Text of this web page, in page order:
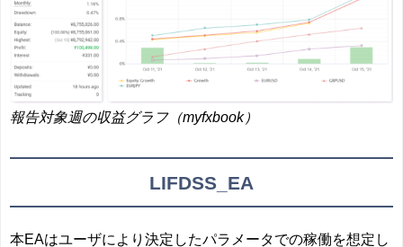
報告対象週の収益グラフ（myfxbook）
LIFDSS_EA
本EAはユーザにより決定したパラメータでの稼働を想定し